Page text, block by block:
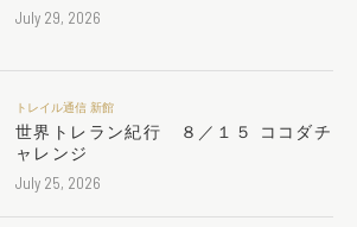
July 29, 2026
トレイル通信 新館
世界トレラン紀行 ８／１５ ココダチ
ャレンジ
July 25, 2026